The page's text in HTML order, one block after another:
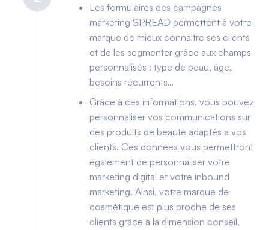
Les formulaires des campagnes
marketing SPREAD permettent à votre
marque de mieux connaitre ses clients
et de les segmenter grâce aux champs
personnalisés : type de peau, âge,
besoins récurrents…
Grâce à ces informations, vous pouvez
personnaliser vos communications sur
des produits de beauté adaptés à vos
clients. Ces données vous permettront
également de personnaliser votre
marketing digital et votre inbound
marketing. Ainsi, votre marque de
cosmétique est plus proche de ses
clients grâce à la dimension conseil,